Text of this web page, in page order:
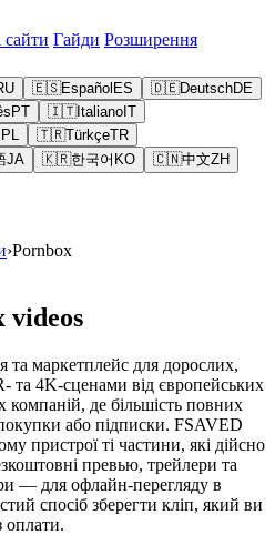
сайти Гайди Розширення
🇪🇸Español ES 🇩🇪DeutschDE
PT 🇮🇹Italiano IT
PL 🇹🇷TürkçeTR
JA 🇰🇷한국어 KO 🇨🇳中文ZH
›Pornbox
videos
та маркетплейс для дорослих,
та 4K-сценами від європейських
компаній, де більшість повних
або підписки. FSAVED
пристрої ті частини, які дійсно
превью, трейлери та
— для офлайн-перегляду в
спосіб зберегти кліп, який ви
оплати.